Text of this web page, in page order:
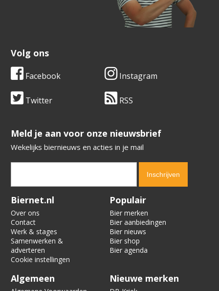
Volg ons
Facebook Instagram
Twitter RSS
​​​​​​​Meld je aan voor onze nieuwsbrief
Wekelijks biernieuws en acties in je mail
Verification code:
Biernet.nl
Over ons
Contact
Werk & stages
Samenwerken &
adverteren
Cookie instellingen
Populair
Bier merken
Bier aanbiedingen
Bier nieuws
Bier shop
Bier agenda
Algemeen Nieuwe merken